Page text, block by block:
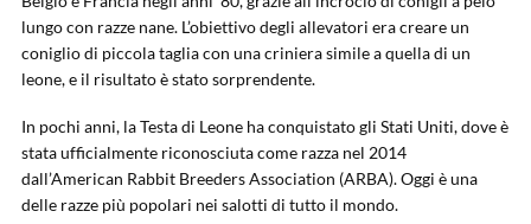
lungo con razze nane. L’obiettivo degli allevatori era creare un
coniglio di piccola taglia con una criniera simile a quella di un
leone, e il risultato è stato sorprendente.
In pochi anni, la Testa di Leone ha conquistato gli Stati Uniti, dove è
stata ufficialmente riconosciuta come razza nel 2014
dall’American Rabbit Breeders Association (ARBA). Oggi è una
delle razze più popolari nei salotti di tutto il mondo.